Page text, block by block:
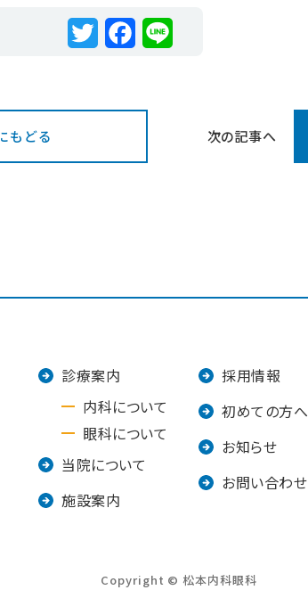
もどる 次の記事へ
診療案内
内科について
眼科について
当院について
施設案内
採用情報
初めての方へ
お知らせ
お問い合わせ
Copyright © 松本内科眼科